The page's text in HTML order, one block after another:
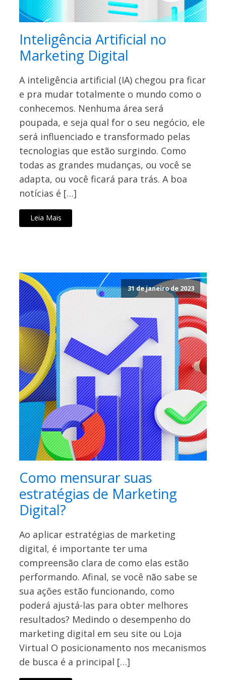
Inteligência Artificial no
Marketing Digital
A inteligência artificial (IA) chegou pra ficar
e pra mudar totalmente o mundo como o
conhecemos. Nenhuma área será
poupada, e seja qual for o seu negócio, ele
será influenciado e transformado pelas
tecnologias que estão surgindo. Como
todas as grandes mudanças, ou você se
adapta, ou você ficará para trás. A boa
notícias é […]
Leia Mais
31 de janeiro de 2023
Como mensurar suas
estratégias de Marketing
Digital?
Ao aplicar estratégias de marketing
digital, é importante ter uma
compreensão clara de como elas estão
performando. Afinal, se você não sabe se
sua ações estão funcionando, como
poderá ajustá-las para obter melhores
resultados? Medindo o desempenho do
marketing digital em seu site ou Loja
Virtual O posicionamento nos mecanismos
de busca é a principal […]